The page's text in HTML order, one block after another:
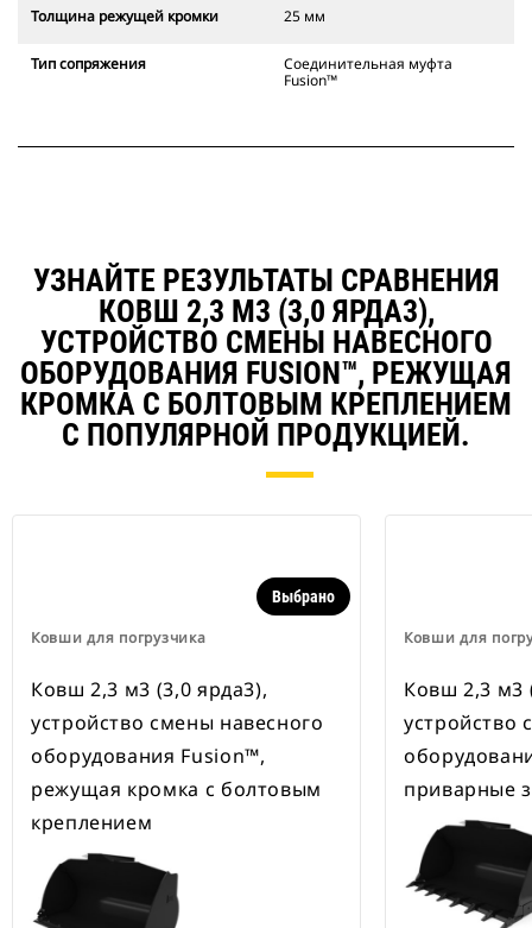
Толщина режущей кромки 25 мм
Тип сопряжения
Соединительная муфта
Fusion™
УЗНАЙТЕ РЕЗУЛЬТАТЫ СРАВНЕНИЯ
КОВШ 2,3 М3 (3,0 ЯРДА3),
УСТРОЙСТВО СМЕНЫ НАВЕСНОГО
ОБОРУДОВАНИЯ FUSION™, РЕЖУЩАЯ
КРОМКА С БОЛТОВЫМ КРЕПЛЕНИЕМ
С ПОПУЛЯРНОЙ ПРОДУКЦИЕЙ.
Ковши для погрузчика
Выбрано
Ковш 2,3 м3 (3,0 ярда3),
устройство смены навесного
оборудования Fusion™,
режущая кромка с болтовым
креплением
Ковши для
Ковш 2,3 м3
устройство
приварные